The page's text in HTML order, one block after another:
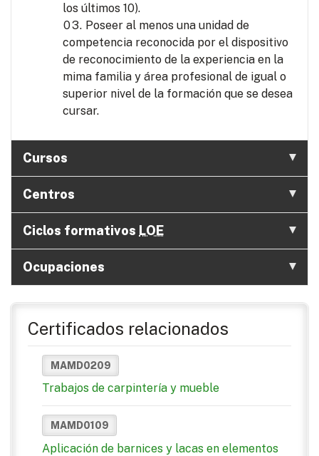
los últimos 10).
Poseer al menos una unidad de
competencia reconocida por el dispositivo
de reconocimiento de la experiencia en la
mima familia y área profesional de igual o
superior nivel de la formación que se desea
cursar.
Cursos
Centros
Ciclos formativos LOE
Ocupaciones
Certificados relacionados
MAMD0209
Trabajos de carpintería y mueble
MAMD0109
Aplicación de barnices y lacas en elementos